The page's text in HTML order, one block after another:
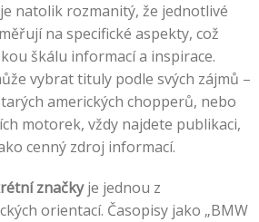
natolik rozmanitý, že jednotlivé
na specifické aspekty, což
škálu informací a inspirace.
vybrat tituly podle svých zájmů –
amerických chopperů, nebo
motorek, vždy najdete publikaci,
cenný zdroj informací.
značkyje jednou z
orientací. Časopisy jako „BMW